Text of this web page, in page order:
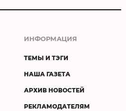
ИНФОРМАЦИЯ
ТЕМЫ И ТЭГИ
НАША ГАЗЕТА
АРХИВ НОВОСТЕЙ
РЕКЛАМОДАТЕЛЯМ